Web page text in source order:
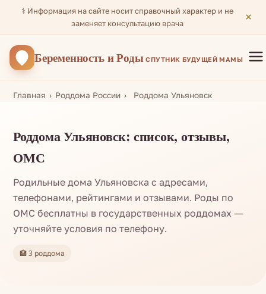
⚕️ Информация на сайте носит справочный характер и не
заменяет консультацию врача
×
Беременностьи Роды СПУТНИК БУДУЩЕЙ МАМЫ
Главная Роддома России Роддома Ульяновск
Роддома Ульяновск: список, отзывы,
ОМС
Родильные дома Ульяновска с адресами,
телефонами, рейтингами и отзывами. Роды по
ОМС бесплатны в государственных роддомах —
уточняйте условия по телефону.
🏥 3 роддома